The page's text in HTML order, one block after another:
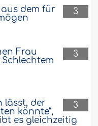
3
dem für
3
Frau
3
lässt, der
könnte“,
es gleichzeitig